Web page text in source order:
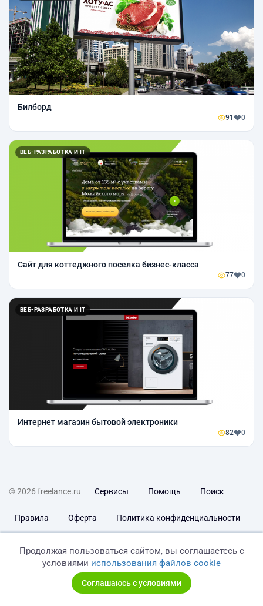
Билборд
91 0
ВЕБ-РАЗРАБОТКА И IT
Сайт для коттеджного поселка бизнес-класса
77 0
ВЕБ-РАЗРАБОТКА И IT
Интернет магазин бытовой электроники
82 0
© 2026 freelance.ru Сервисы Помощь Поиск
Правила Оферта Политика конфиденциальности
Продолжая пользоваться сайтом, вы соглашаетесь с
условиями использования файлов cookie
Соглашаюсь с условиями